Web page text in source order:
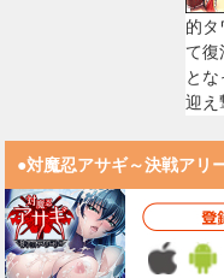
的タ
て復
と
迎
●対魔忍アサギ～決戦アリ